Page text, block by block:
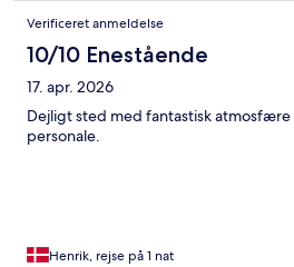
Verificeret anmeldelse
10/10 Enestående
17. apr. 2026
Dejligt sted med fantastisk
personale.
Henrik, rejse på 1 nat